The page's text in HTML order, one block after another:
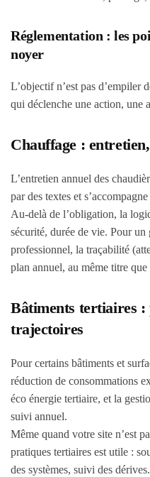
Réglementation : les
noyer
L’objectif n’est pas d’empiler
qui déclenche une action, une
Chauffage :
L’entretien annuel des
par des textes et
Au-delà de l’obligation, la
sécurité, durée de vie. Pour
professionnel, la traçabilité
plan annuel, au même titre
Bâtiments tertiaires :
trajectoires
Pour certains bâtiments et
réduction de consommations
éco énergie tertiaire, et la
suivi annuel.
Même quand votre site n’est
pratiques tertiaires est utile :
des systèmes, suivi des dérives.